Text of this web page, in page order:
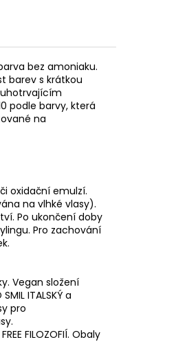
bez amoniaku.
barev s krátkou
podle barvy, která
na
oxidační emulzí.
na vlhké vlasy).
Po ukončení doby
Pro zachování
Vegan složení
ITALSKÝ a
pro
FILOZOFIÍ. Obaly